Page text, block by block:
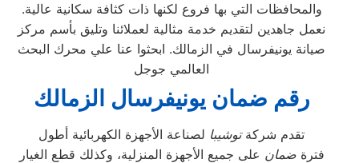
والمحافظات التي بها فروع لكنها ذات كثافة سكانية عالية.
نعمل جاهدين لتقديم خدمة مثالية لعملائنا وتليق بأسم مركز
صيانة يونيفرسال في الزمالك. ابحثوا عنا علي محرك البحث
العالمي جوجل
رقم ضمان يونيفرسال الزمالك
تقدم شركةتوشيبا لصناعة الأجهزة الكهربائية أطول
فترةضمان على جميع الأجهزة المنزلية، وكذلك قطع الغيار